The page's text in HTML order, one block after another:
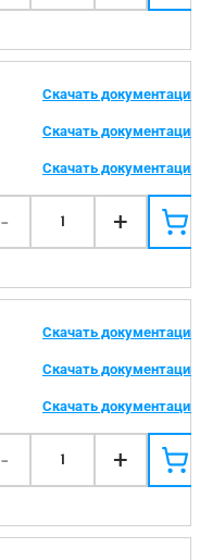
Скачать
Скачать
Скачать
- 1 +
Скачать
Скачать
Скачать
- 1 +